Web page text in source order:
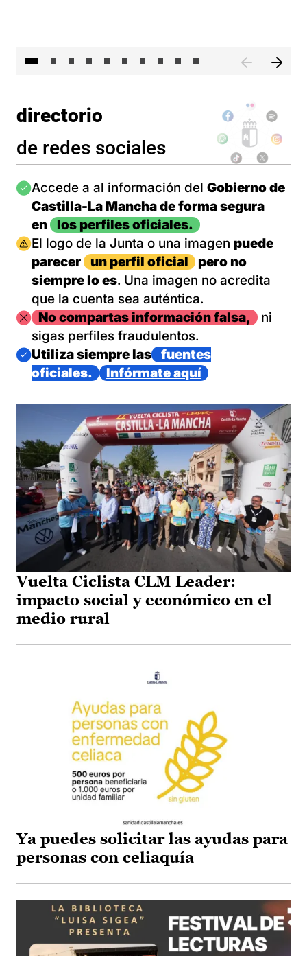
directorio
de redes sociales
Imagen
Accede a al información del Gobierno de
Castilla-La Mancha de forma segura
en
los perfiles oficiales.
Imagen
El logo de la Junta o una imagen puede
parecer
un perfil oficial
pero no
siempre lo es. Una imagen no acredita
que la cuenta sea auténtica.
ImagenNo compartas información falsa,
ni
sigas perfiles fraudulentos.
Imagen
Utiliza siempre las
fuentes
oficiales.
Infórmate aquí
Vuelta Ciclista CLM Leader:
impacto social y económico en el
medio rural
Ya puedes solicitar las ayudas para
personas con celiaquía